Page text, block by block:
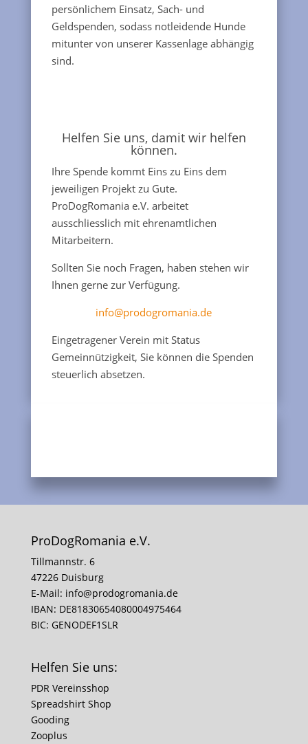
persönlichem Einsatz, Sach- und
Geldspenden, sodass notleidende Hunde
mitunter von unserer Kassenlage abhängig
sind.
Helfen Sie uns, damit wir helfen
können.
Ihre Spende kommt Eins zu Eins dem
jeweiligen Projekt zu Gute.
ProDogRomania e.V. arbeitet
ausschliesslich mit ehrenamtlichen
Mitarbeitern.
Sollten Sie noch Fragen, haben stehen wir
Ihnen gerne zur Verfügung.
info@prodogromania.de
Eingetragener Verein mit Status
Gemeinnützigkeit, Sie können die Spenden
steuerlich absetzen.
ProDogRomania e.V.
Tillmannstr. 6
47226 Duisburg
E-Mail: info@prodogromania.de
IBAN: DE81830654080004975464
BIC: GENODEF1SLR
Helfen Sie uns:
PDR Vereinsshop
Spreadshirt Shop
Gooding
Zooplus